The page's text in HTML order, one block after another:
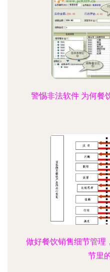
警惕非法软件 为何餐
做好餐饮销售细节管
节里